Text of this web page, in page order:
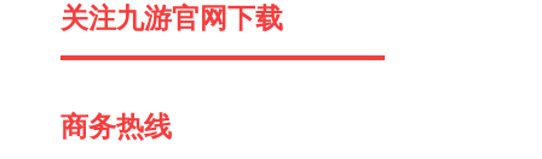
关注九游官网下载
商务热线